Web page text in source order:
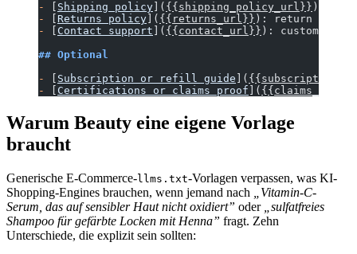
-
Shipping policy ]( {{shipping_policy_url}} ):
-
Returns policy ]( {{returns_url}} ): return
-
Contact support ]( {{contact_url}} ): customer
## Optional
-
Subscription or refill guide ](
-
Certifications or claims proof ](
Warum Beauty eine eigene Vorlage
braucht
Generische E-Commerce-llms.txt-Vorlagen verpassen, was KI-
Shopping-Engines brauchen, wenn jemand nach
„Vitamin-C-
Serum, das auf sensibler Haut nicht oxidiert” oder
„sulfatfreies
Shampoo für gefärbte Locken mit Henna” fragt. Zehn
Unterschiede, die explizit sein sollten: